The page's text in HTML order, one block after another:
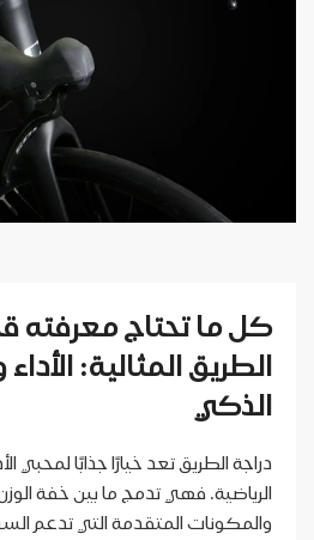
كل ما تحتاج معرفته
الطريق المثالية:
الذكي
دراجة الطريق تعد خيارًا جذابًا لمحبي
الرياضية. فهي تدمج ما بين خفة
والمكونات المتقدمة التي تدعم